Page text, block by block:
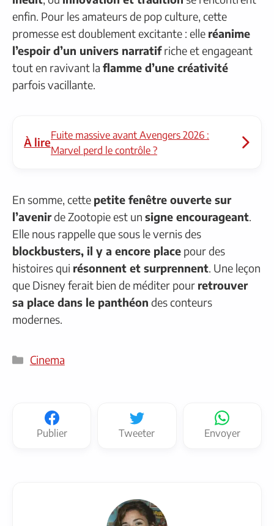
enfin. Pour les amateurs de pop culture, cette
promesse est doublement excitante : elle réanime
l’espoir d’un univers narratifriche et engageant
tout en ravivant la flamme d’une créativité
parfois vacillante.
À lire
Fuite massive avant Avengers 2026 :
Marvel perd le contrôle ?
En somme, cette petite fenêtre ouverte sur
l’avenirde Zootopie est un signe encourageant.
Elle nous rappelle que sous le vernis des
blockbusters, il y a encore place pour des
histoires qui résonnent et surprennent. Une leçon
que Disney ferait bien de méditer pour retrouver
sa place dans le panthéon des conteurs
modernes.
Catégories
Cinema
Publier Tweeter Envoyer